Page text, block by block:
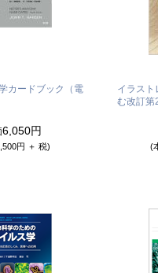
カードブック（電
6,050円
円 ＋ 税)
イラスト
む改訂第
(